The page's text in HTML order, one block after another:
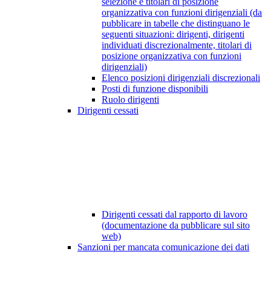
organizzativa con funzioni dirigenziali (da
pubblicare in tabelle che distinguano le
seguenti situazioni: dirigenti, dirigenti
individuati discrezionalmente, titolari di
posizione organizzativa con funzioni
dirigenziali)
Elenco posizioni dirigenziali discrezionali
Posti di funzione disponibili
Ruolo dirigenti
Dirigenti cessati
Dirigenti cessati dal rapporto di lavoro
(documentazione da pubblicare sul sito
web)
Sanzioni per mancata comunicazione dei dati